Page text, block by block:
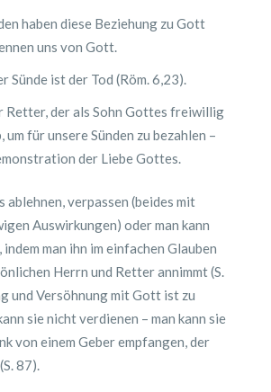
haben diese Beziehung zu Gott
uns von Gott.
Sünde ist der Tod (Röm. 6,23).
Retter, der als Sohn Gottes freiwillig
um für unsere Sünden zu bezahlen –
der Liebe Gottes.
ablehnen, verpassen (beides mit
Auswirkungen) oder man kann
indem man ihn im einfachen Glauben
Herrn und Retter annimmt (S.
und Versöhnung mit Gott ist zu
sie nicht verdienen – man kann sie
von einem Geber empfangen, der
87).